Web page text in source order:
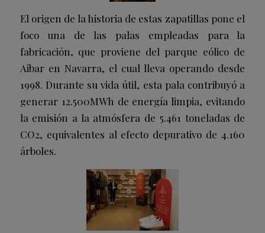
El origen de la historia de estas zapatillas pone el
foco una de las palas empleadas para la
fabricación, que proviene del parque eólico de
Aibar en Navarra, el cual lleva operando desde
1998. Durante su vida útil, esta pala contribuyó a
generar 12.500MWh de energía limpia, evitando
la emisión a la atmósfera de 5.461 toneladas de
CO2, equivalentes al efecto depurativo de 4.160
árboles.